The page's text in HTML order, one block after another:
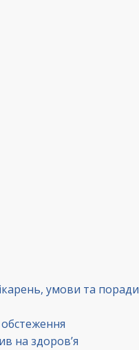
умови та поради
на здоров’я